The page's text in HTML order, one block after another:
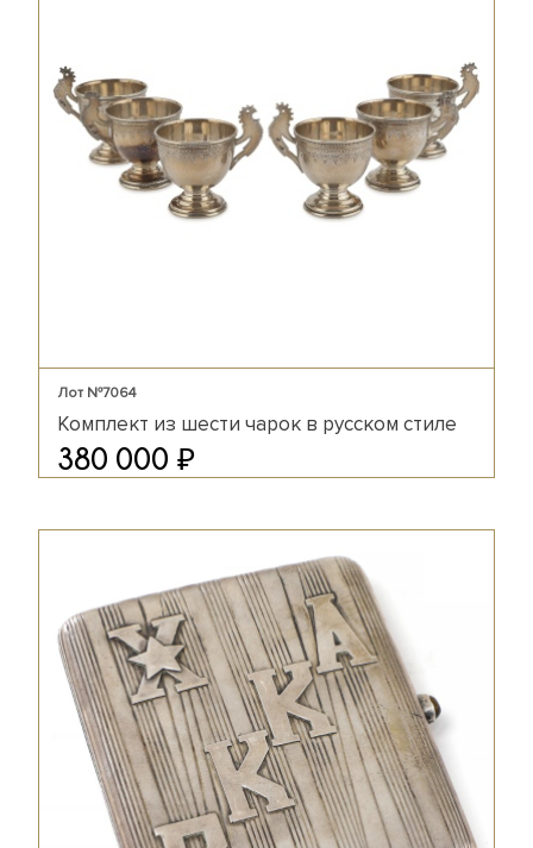
Лот №7064
Комплект из шести чарок в русском стиле
380 000 ₽